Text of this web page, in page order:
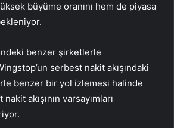
büyüme oranını hem de piyasa
benzer şirketlerle
serbest nakit akışındaki
benzer bir yol izlemesi halinde
akışının varsayımları